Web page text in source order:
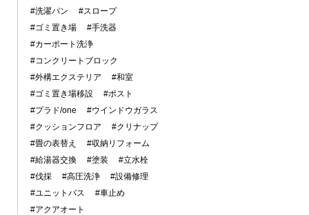
#洗濯パン
#スロープ
#ゴミ置き場
#手洗器
#カーポート洗浄
#コンクリートブロック
#外構エクステリア
#和室
#ゴミ置き場移設
#ポスト
#プラド/one
#ウインドウガラス
#クッションフロア
#クリナップ
#畳の表替え
#収納リフォーム
#給湯器交換
#塗装
#立水栓
#伐採
#高圧洗浄
#設備修理
#ユニットバス
#車止め
#アクアオート